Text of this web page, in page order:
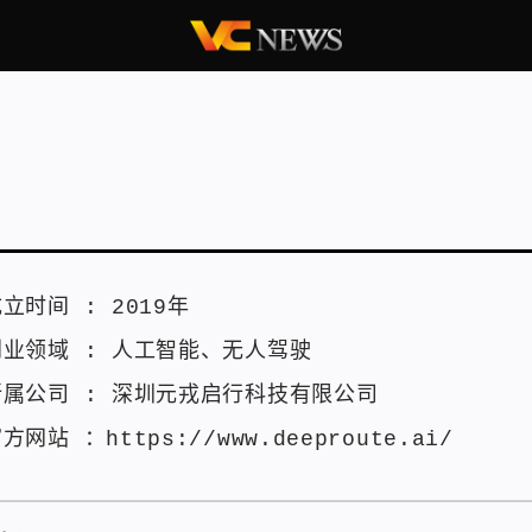
立时间 : 2019年
业领域 : 人工智能、 无人驾驶
属公司 : 深圳元戎启行科技有限公司
网站 ： https://www.deeproute.ai/